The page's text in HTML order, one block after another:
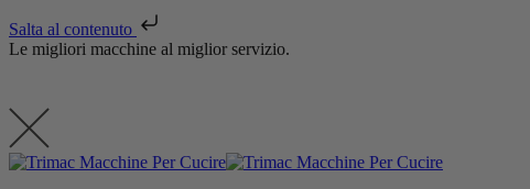
Salta al contenuto
Le migliori macchine al miglior servizio.